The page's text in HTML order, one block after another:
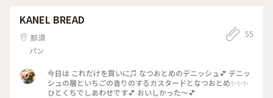
KANEL BREAD
那須
パン
55
今日は これだけを買いに♫ なつおとめのデニッシュ💕 デニッ
シュの層といちごの香りのするカスタードとなつおとめ✨✨✨
ひとくちでしあわせです💕 おいしかった〜💕